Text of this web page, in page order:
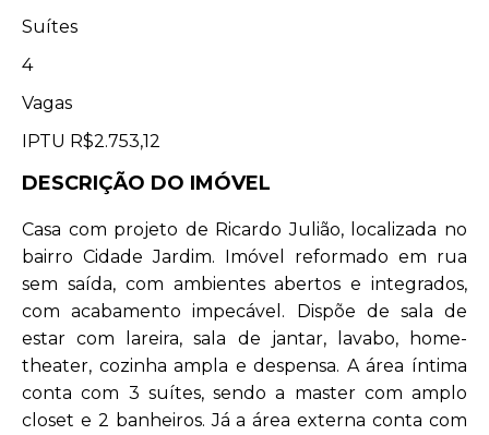
Suítes
4
Vagas
IPTU R$2.753,12
DESCRIÇÃO DO IMÓVEL
Casa com projeto de Ricardo Julião, localizada no
bairro Cidade Jardim. Imóvel reformado em rua
sem saída, com ambientes abertos e integrados,
com acabamento impecável. Dispõe de sala de
estar com lareira, sala de jantar, lavabo, home-
theater, cozinha ampla e despensa. A área íntima
conta com 3 suítes, sendo a master com amplo
closet e 2 banheiros. Já a área externa conta com